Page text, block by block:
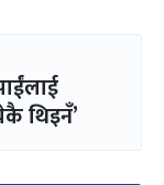
थिइनँ’